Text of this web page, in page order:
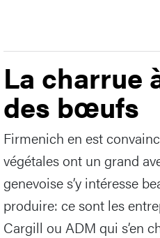
La charrue
des bœufs
Firmenich en est
végétales ont un grand
genevoise s’y intéresse
produire: ce sont les
Cargill ou ADM qui s’en